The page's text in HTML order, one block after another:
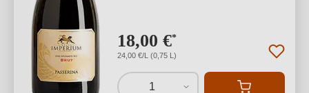
18,00 €*
24,00 €/L (0,75 L)
1